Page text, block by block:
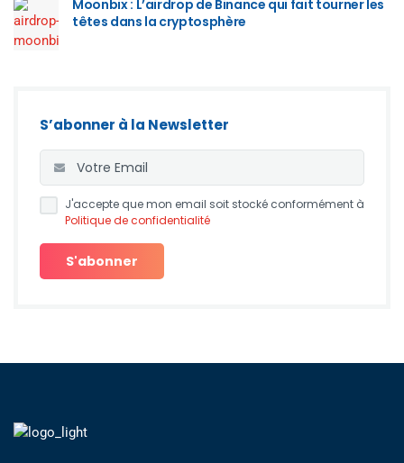
Moonbix : L’airdrop de Binance qui fait tourner les
têtes dans la cryptosphère
S’abonner à la Newsletter
J'accepte que mon email soit stocké conformément à
Politique de confidentialité